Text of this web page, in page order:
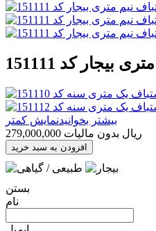
بیجار کد 151111
بیشتر بخوانیدنمایش کمتر
279,000,000 ریال بدون مالیات
افزودن به سبد خرید
بستن
نام